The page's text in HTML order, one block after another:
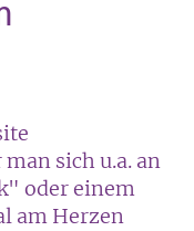
sich u.a. an
oder einem
am Herzen